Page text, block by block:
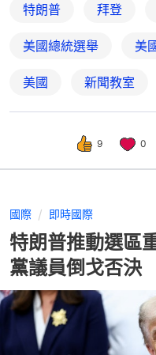
特朗普 拜登
美國總統選舉 美
美國 新聞教室
9 0
國際 即時國際
特朗普推動選區
黨議員倒戈否決